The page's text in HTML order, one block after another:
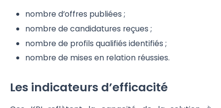
nombre d’offres publiées ;
nombre de candidatures reçues ;
nombre de profils qualifiés identifiés ;
nombre de mises en relation réussies.
Les indicateurs d’efficacité